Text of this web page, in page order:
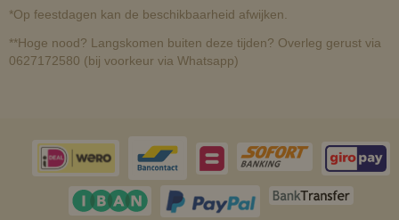
*Op feestdagen kan de beschikbaarheid afwijken.
**Hoge nood? Langskomen buiten deze tijden? Overleg gerust via
0627172580 (bij voorkeur via Whatsapp)